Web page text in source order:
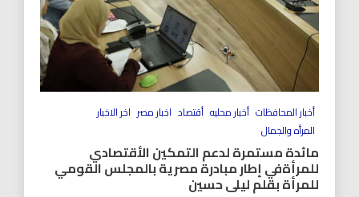
أخبار المحافظات أخبار محليه أقتصاد اخبار مصر اخر الاخبار
المرأه والجمال
مائدة مستمرة لدعم التمكين الأقتصادي
للمرأةفي إطار مبادرة مصرية بالمجلس القومي
للمرأة بقلم ليلى حسين